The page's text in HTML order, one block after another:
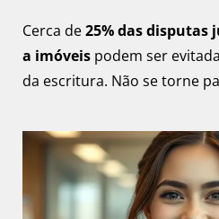
Cerca de25% das disputas
a imóveis podem ser
da escritura. Não se torne